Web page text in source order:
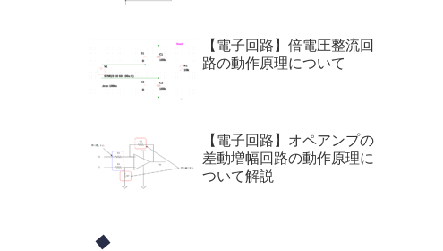
【電子回路】倍電圧整流回
路の動作原理について
【電子回路】オペアンプの
差動増幅回路の動作原理に
ついて解説